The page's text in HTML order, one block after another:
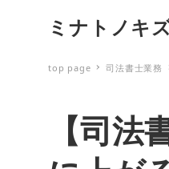
ミナトノキ
top page 司法書士業務
【司